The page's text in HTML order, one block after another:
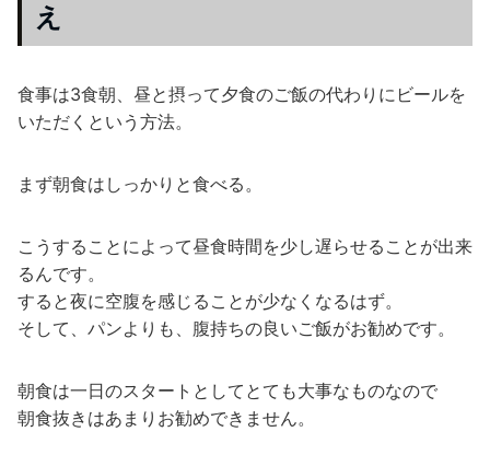
え
食事は3食朝、昼と摂って夕食のご飯の代わりにビールを
いただくという方法。
まず朝食はしっかりと食べる。
こうすることによって昼食時間を少し遅らせることが出来
るんです。
すると夜に空腹を感じることが少なくなるはず。
そして、パンよりも、腹持ちの良いご飯がお勧めです。
朝食は一日のスタートとしてとても大事なものなので
朝食抜きはあまりお勧めできません。